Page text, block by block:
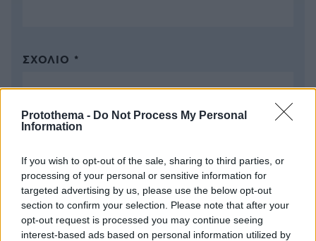
Protothema - Do Not Process My Personal
Information
If you wish to opt-out of the sale, sharing to third parties, or
processing of your personal or sensitive information for
targeted advertising by us, please use the below opt-out
section to confirm your selection. Please note that after your
opt-out request is processed you may continue seeing
interest-based ads based on personal information utilized by
ΣΧΌΛΙΟ *
Απομένουν2500χαρακτήρες